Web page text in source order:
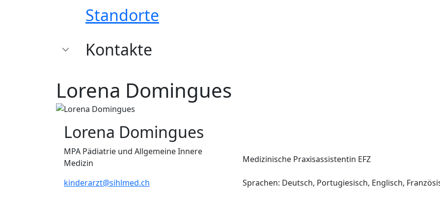
Standorte
Kontakte
Lorena Domingues
Lorena Domingues
MPA Pädiatrie und Allgemeine Innere
Medizin
kinderarzt@sihlmed.ch
Medizinische Praxisassistentin EFZ
Sprachen: Deutsch, Portugiesisch, Englisch,